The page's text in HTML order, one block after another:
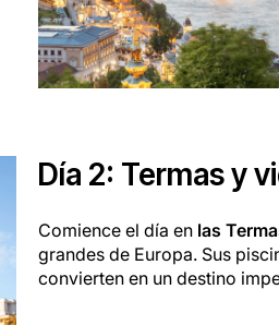
Día 2: Termas y
Comience el día en las
grandes de Europa. Sus
convierten en un destino